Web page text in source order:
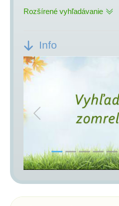
Rozšírené vyhľadávanie
Info
Previous